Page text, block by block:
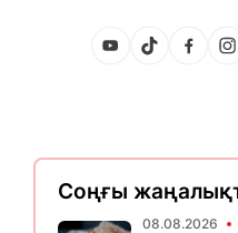
Соңғы
08.08.2026